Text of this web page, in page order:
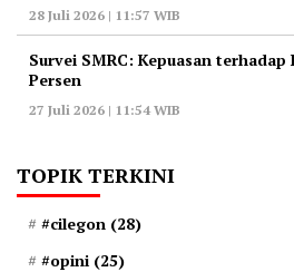
28 Juli 2026 | 11:57 WIB
‎Survei SMRC: Kepuasan terhadap
Persen
27 Juli 2026 | 11:54 WIB
TOPIK TERKINI
#cilegon (28)
#opini (25)